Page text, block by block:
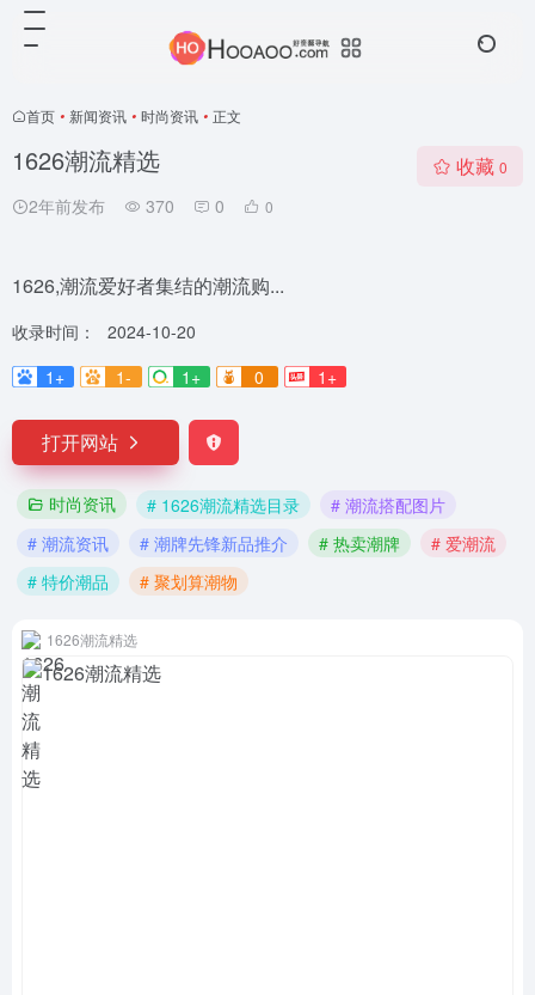
首页 • 新闻资讯 • 时尚资讯 • 正文
1626潮流精选
2年前发布 370 0 0
收藏 0
1626,潮流爱好者集结的潮流购...
收录时间：
2024-10-20
1+
1- 1+ 0 1+
打开网站
时尚资讯 # 1626潮流精选目录
# 潮流搭配图片
# 潮流资讯
# 潮牌先锋新品推介 # 热卖潮牌
# 爱潮流
# 特价潮品
# 聚划算潮物
1626潮流精选